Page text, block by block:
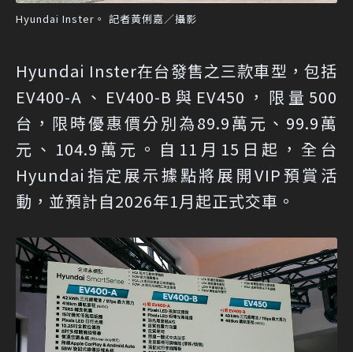
Hyundai Inster。 記者黃俐嘉／攝影
Hyundai Inster在台發售之三款車型，包括
EV400-A、EV400-B與EV450，限量500
台，限時優惠價分別為89.9萬元、99.9萬
元、104.9萬元。自11月15日起，全台
Hyundai指定展示據點將展開VIP預賞活
動，並預計自2026年1月起正式交車。